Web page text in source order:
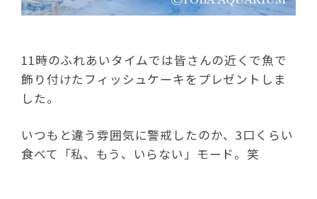
11時のふれあいタイムでは皆さんの近くで魚で
飾り付けたフィッシュケーキをプレゼントしま
した。
いつもと違う雰囲気に警戒したのか、3口くらい
食べて「私、もう、いらない」モード。笑